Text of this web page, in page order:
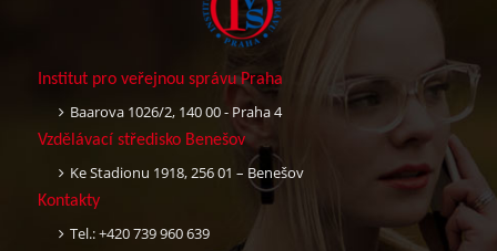
Institut pro veřejnou správu Praha
Baarova 1026/2, 140 00 - Praha 4
Vzdělávací středisko Benešov
Ke Stadionu 1918, 256 01 – Benešov
Kontakty
Tel.: +420 739 960 639